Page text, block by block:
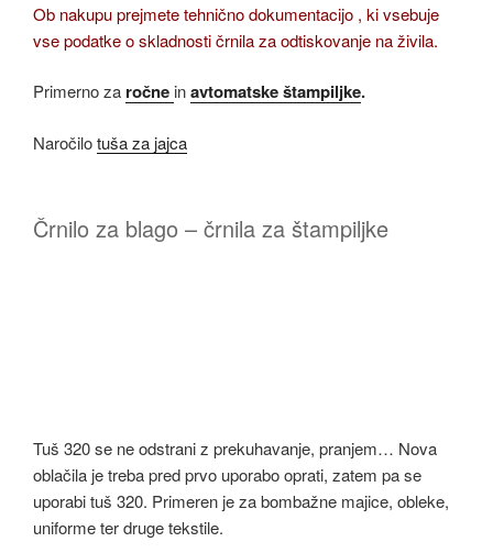
Ob nakupu prejmete tehnično dokumentacijo , ki vsebuje
vse podatke o skladnosti črnila za odtiskovanje na živila.
Primerno za ročne inavtomatske štampiljke.
Naročilotuša za jajca
Črnilo za blago – črnila za štampiljke
Tuš 320 se ne odstrani z prekuhavanje, pranjem… Nova
oblačila je treba pred prvo uporabo oprati, zatem pa se
uporabi tuš 320. Primeren je za bombažne majice, obleke,
uniforme ter druge tekstile.